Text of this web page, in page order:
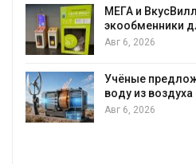
МЕГА и
экообменники
Авг 6, 2026
Учёные
воду из
Авг 6, 2026